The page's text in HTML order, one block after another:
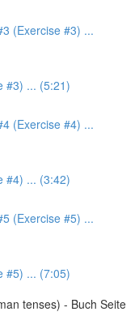
(Exercise #3) ...
#3) ... (5:21)
(Exercise #4) ...
#4) ... (3:42)
(Exercise #5) ...
#5) ... (7:05)
tenses) - Buch Seite